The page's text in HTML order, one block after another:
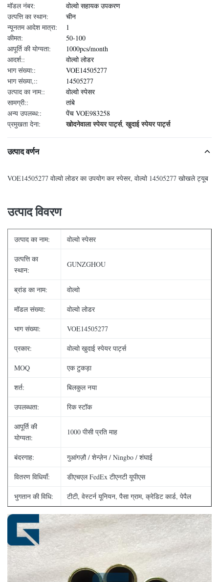
मॉडल नंबर:
वोल्वो सहायक उपकरण
उत्पत्ति का स्थान:
चीन
न्यूनतम आदेश मात्रा:
1
कीमत:
50-100
आपूर्ति की योग्यता:
1000pcs/month
आदर्श::
वोल्वो लोडर
भाग संख्या::
VOE14505277
भाग संख्या,::
14505277
उत्पाद का नाम::
वोल्वो स्पेसर
सामग्री::
तांबे
अन्य उपलब्ध::
पेंच VOE983258
प्रमुखता देना:
खोदनेवाला स्पेयर पार्ट्स,खुदाई स्पेयर पार्ट्स
उत्पाद वर्णन
VOE14505277 वोल्वो लोडर का उपयोग कर स्पेसर, वोल्वो 14505277 खोखले ट्यूब
उत्पाद विवरण
उत्पाद का नाम: वोल्वो स्पेसर
उत्पत्ति का
स्थान:
GUNZGHOU
ब्रांड का नाम: वोल्वो
मॉडल संख्या: वोल्वो लोडर
भाग संख्या: VOE14505277
प्रकार: वोल्वो खुदाई स्पेयर पार्ट्स
MOQ एक टुकड़ा
शर्त: बिलकुल नया
उपलब्धता: रिक स्टॉक
आपूर्ति की
योग्यता:
1000 पीसी प्रति माह
बंदरगाह: गुआंगज़ौ / शेन्ज़ेन / Ningbo / शंघाई
वितरण विधियाँ: डीएचएल FedEx टीएनटी यूपीएस
भुगतान की विधि: टीटी, वेस्टर्न यूनियन, पैसा ग्राम, क्रेडिट कार्ड, पेपैल